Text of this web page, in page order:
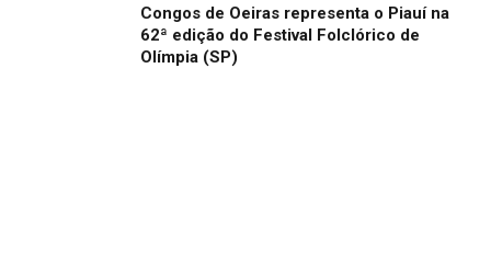
Congos de Oeiras representa o Piauí na
62ª edição do Festival Folclórico de
Olímpia (SP)